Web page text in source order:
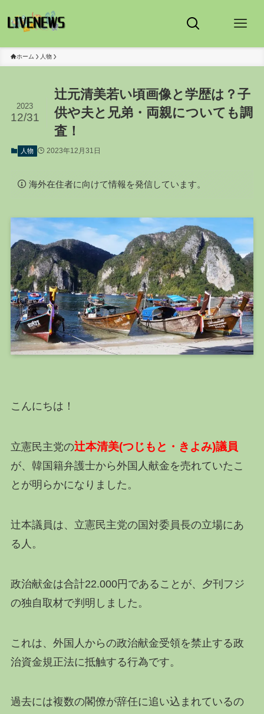
ホーム 人物
辻元清美若い頃画像と学歴は？子
供や夫と兄弟・両親についても調
査！
2023
12/31
人物 2023年12月31日
海外在住者に向けて情報を発信しています。
こんにちは！
立憲民主党の辻本清美(つじもと・きよみ)議員
が、韓国籍弁護士から外国人献金を売れていたこ
とが明らかになりました。
辻本議員は、立憲民主党の国対委員長の立場にあ
る人。
政治献金は合計22.000円であることが、夕刊フジ
の独自取材で判明しました。
これは、外国人からの政治献金受領を禁止する政
治資金規正法に抵触する行為です。
過去には複数の閣僚が辞任に追い込まれているの